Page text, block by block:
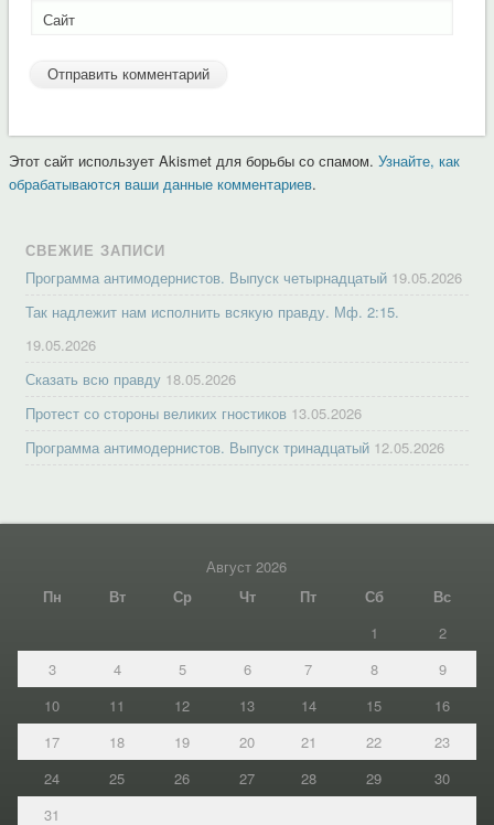
Сайт
Этот сайт использует Akismet для борьбы со спамом. Узнайте, как
обрабатываются ваши данные комментариев.
СВЕЖИЕ ЗАПИСИ
Программа антимодернистов. Выпуск четырнадцатый 19.05.2026
Так надлежит нам исполнить всякую правду. Мф. 2:15.
19.05.2026
Сказать всю правду 18.05.2026
Протест со стороны великих гностиков 13.05.2026
Программа антимодернистов. Выпуск тринадцатый 12.05.2026
Август 2026
Пн
Вт Ср Чт Пт Сб
Вс
1
2
3
4 5 6 7 8
9
10
11 12 13 14 15
16
17
18 19 20 21 22
23
24
25 26 27 28 29
30
31